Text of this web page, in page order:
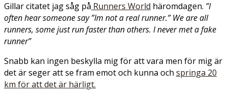
Gillar citatet jag såg på Runners World häromdagen. ”I
often hear someone say ”Im not a real runner.” We are all
runners, some just run faster than others. I never met a fake
runner”
Snabb kan ingen beskylla mig för att vara men för mig är
det är seger att se fram emot och kunna och springa 20
km för att det är härligt.